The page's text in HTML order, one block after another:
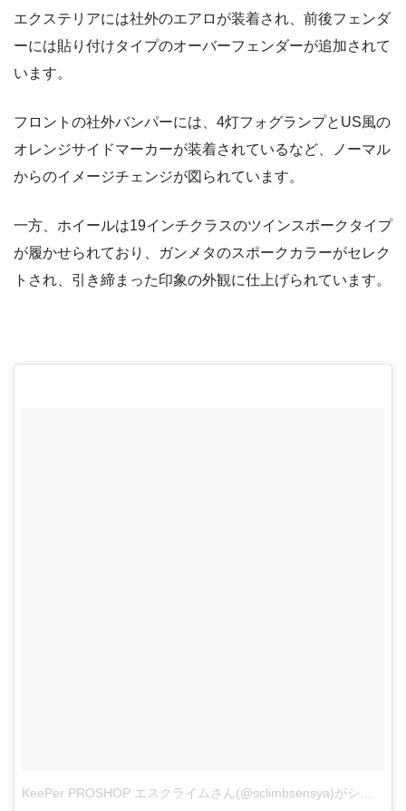
エクステリアには社外のエアロが装着され、前後フェンダ
ーには貼り付けタイプのオーバーフェンダーが追加されて
います。
フロントの社外バンパーには、4灯フォグランプとUS風の
オレンジサイドマーカーが装着されているなど、ノーマル
からのイメージチェンジが図られています。
一方、ホイールは19インチクラスのツインスポークタイプ
が履かせられており、ガンメタのスポークカラーがセレク
トされ、引き締まった印象の外観に仕上げられています。